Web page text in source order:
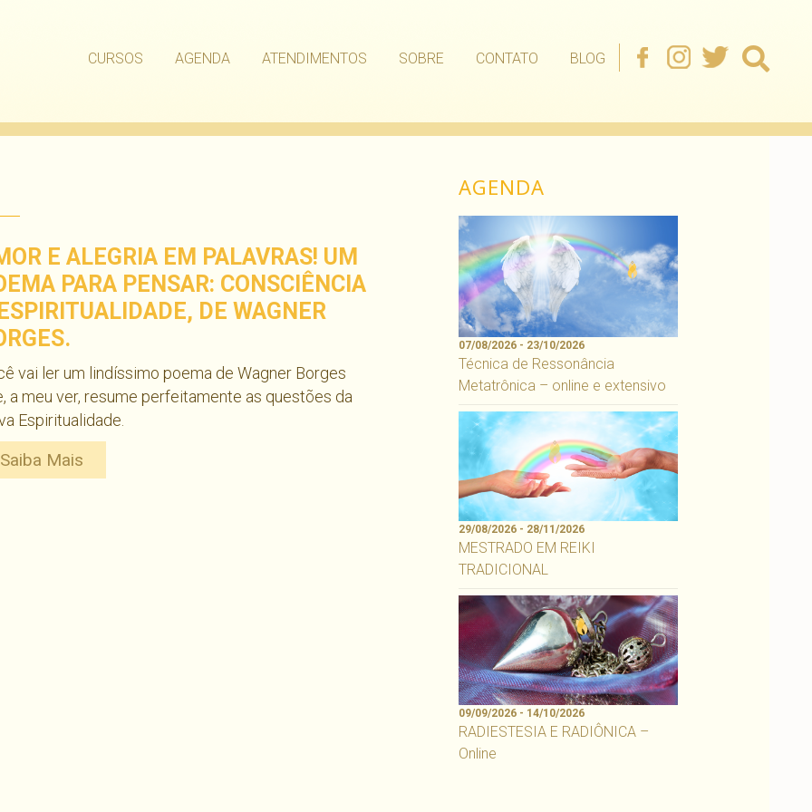
CURSOS AGENDA ATENDIMENTOS SOBRE CONTATO BLOG
E ALEGRIA EM PALAVRAS! UM
PARA PENSAR: CONSCIÊNCIA
DE WAGNER
vai ler um lindíssimo poema de Wagner Borges
a meu ver, resume perfeitamente as questões da
Espiritualidade.
Saiba Mais
AGENDA
07/08/2026 - 23/10/2026
Técnica de Ressonância
Metatrônica – online e extensivo
29/08/2026 - 28/11/2026
MESTRADO EM REIKI
TRADICIONAL
09/09/2026 - 14/10/2026
RADIESTESIA E RADIÔNICA –
Online